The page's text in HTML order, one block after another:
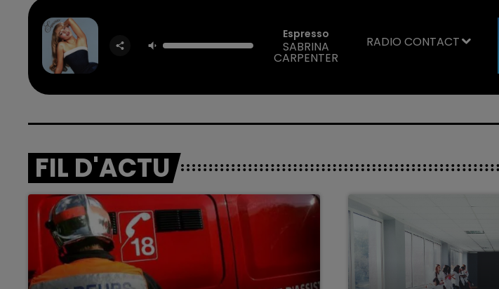
Espresso
SABRINA
CARPENTER
RADIO CONTACT
FIL D'ACTU